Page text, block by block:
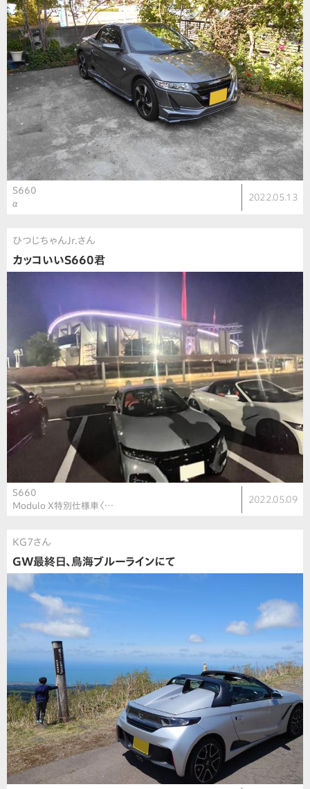
S660
α
2022.05.13
ひつじちゃんJr.さん
カッコいいS660君
S660
Modulo X特別仕様車〈…
2022.05.09
KG7さん
GW最終日、鳥海ブルーラインにて